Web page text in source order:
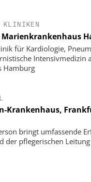
KLINIKEN
Marienkrankenhaus
für Kardiologie,
Intensivmedizin
Hamburg
Krankenhaus,
bringt umfassende
der pflegerischen